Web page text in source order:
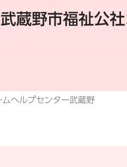
蔵野市福祉公
ヘルプセンター武蔵野